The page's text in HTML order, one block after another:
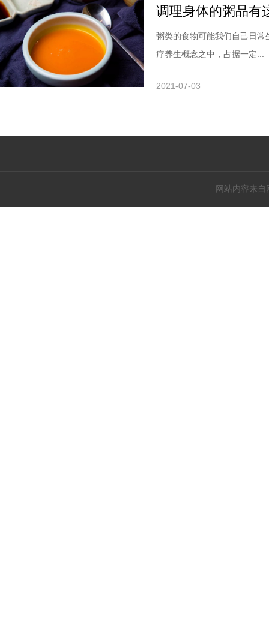
调理身体的粥品有
粥类的食物可能我们自己日
疗养生概念之中，占据一定...
2021-07-03
网站内容来